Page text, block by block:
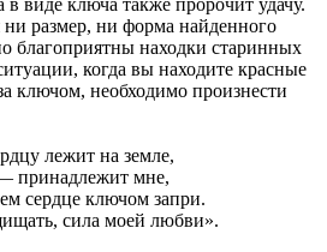
в виде ключа также пророчит удачу.
ни размер, ни форма найденного
благоприятны находки старинных
когда вы находите красные
ключом, необходимо произнести
лежит на земле,
принадлежит мне,
сердце ключом запри.
сила моей любви».